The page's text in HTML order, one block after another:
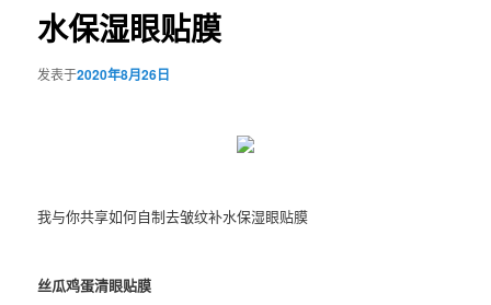
水保湿眼贴膜
发表于2020年8月26日
我与你共享如何自制去皱纹补水保湿眼贴膜
丝瓜鸡蛋清眼贴膜